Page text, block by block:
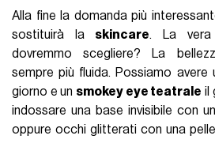
Alla fine la domanda più
sostituirà la skincare. La vera
dovremmo scegliere? La
sempre più fluida. Possiamo avere
giorno e un smokey eye teatrale il
indossare una base invisibile con un
oppure occhi glitterati con una